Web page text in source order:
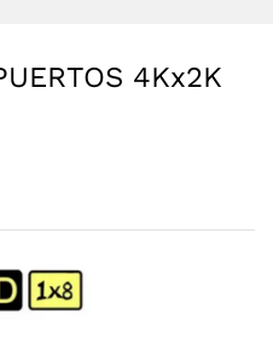
4Kx2K